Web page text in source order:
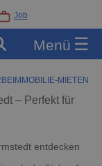
Job
Menü ☰
MIETEN
– Perfekt für
entdecken